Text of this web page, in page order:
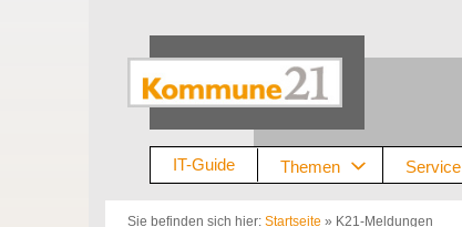
IT-Guide Themen Service
Sie befinden sich hier: Startseite » K21-Meldungen